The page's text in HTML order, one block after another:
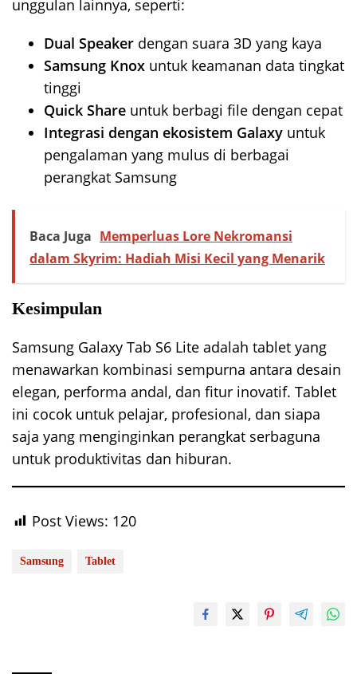
unggulan lainnya, seperti:
Dual Speaker dengan suara 3D yang kaya
Samsung Knox untuk keamanan data tingkat
tinggi
Quick Share untuk berbagi file dengan cepat
Integrasi dengan ekosistem Galaxy untuk
pengalaman yang mulus di berbagai
perangkat Samsung
Baca Juga Memperluas Lore Nekromansi
dalam Skyrim: Hadiah Misi Kecil yang Menarik
Kesimpulan
Samsung Galaxy Tab S6 Lite adalah tablet yang
menawarkan kombinasi sempurna antara desain
elegan, performa andal, dan fitur inovatif. Tablet
ini cocok untuk pelajar, profesional, dan siapa
saja yang menginginkan perangkat serbaguna
untuk produktivitas dan hiburan.
Post Views: 120
Samsung Tablet